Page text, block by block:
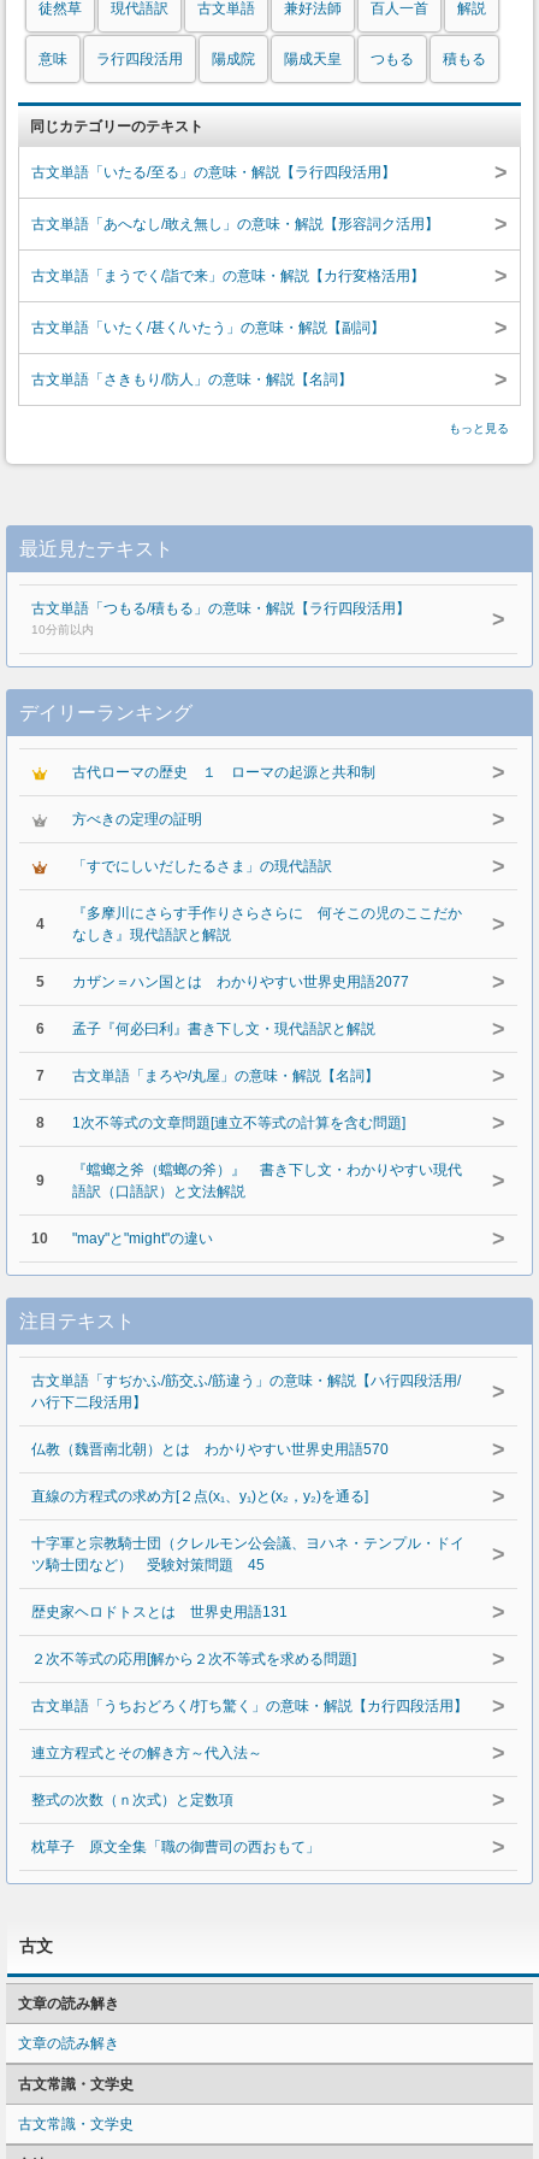
徒然草 現代語訳 古文単語 兼好法師 百人一首 解説
意味 ラ行四段活用 陽成院 陽成天皇 つもる 積もる
同じカテゴリーのテキスト
古文単語「いたる/至る」の意味・解説【ラ行四段活用】 >
古文単語「あへなし/敢え無し」の意味・解説【形容詞ク活用】 >
古文単語「まうでく/詣で来」の意味・解説【カ行変格活用】 >
古文単語「いたく/甚く/いたう」の意味・解説【副詞】 >
古文単語「さきもり/防人」の意味・解説【名詞】 >
もっと見る
最近見たテキスト
古文単語「つもる/積もる」の意味・解説【ラ行四段活用】
10分前以内 >
デイリーランキング
古代ローマの歴史 １ ローマの起源と共和制 >
方べきの定理の証明 >
「すでにしいだしたるさま」の現代語訳 >
4
『多摩川にさらす手作りさらさらに 何そこの児のここだか
なしき』現代語訳と解説
>
5 カザン＝ハン国とは わかりやすい世界史用語2077 >
6 孟子『何必曰利』書き下し文・現代語訳と解説 >
7 古文単語「まろや/丸屋」の意味・解説【名詞】 >
8 1次不等式の文章問題[連立不等式の計算を含む問題] >
9
『蟷螂之斧（蟷螂の斧）』 書き下し文・わかりやすい現代
語訳（口語訳）と文法解説
>
10 "may"と"might"の違い >
注目テキスト
古文単語「すぢかふ/筋交ふ/筋違う」の意味・解説【ハ行四段活用/
ハ行下二段活用】
>
仏教（魏晋南北朝）とは わかりやすい世界史用語570 >
直線の方程式の求め方[２点(x₁、y₁)と(x₂，y₂)を通る] >
十字軍と宗教騎士団（クレルモン公会議、ヨハネ・テンプル・ドイ
ツ騎士団など） 受験対策問題 45
>
歴史家ヘロドトスとは 世界史用語131 >
２次不等式の応用[解から２次不等式を求める問題] >
古文単語「うちおどろく/打ち驚く」の意味・解説【カ行四段活用】 >
連立方程式とその解き方～代入法～ >
整式の次数（ｎ次式）と定数項 >
枕草子 原文全集「職の御曹司の西おもて」 >
古文
文章の読み解き
文章の読み解き
古文常識・文学史
古文常識・文学史